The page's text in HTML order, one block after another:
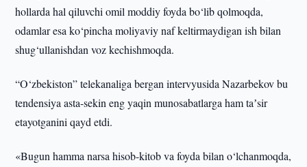
hollarda hal qiluvchi omil moddiy foyda bo‘lib qolmoqda,
odamlar esa ko‘pincha moliyaviy naf keltirmaydigan ish bilan
shug‘ullanishdan voz kechishmoqda.
“O‘zbekiston” telekanaliga bergan intervyusida Nazarbekov bu
tendensiya asta-sekin eng yaqin munosabatlarga ham taʼsir
etayotganini qayd etdi.
«Bugun hamma narsa hisob-kitob va foyda bilan o‘lchanmoqda,